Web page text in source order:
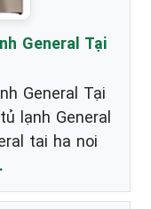
General Tại
General Tại
lạnh General
tai ha noi